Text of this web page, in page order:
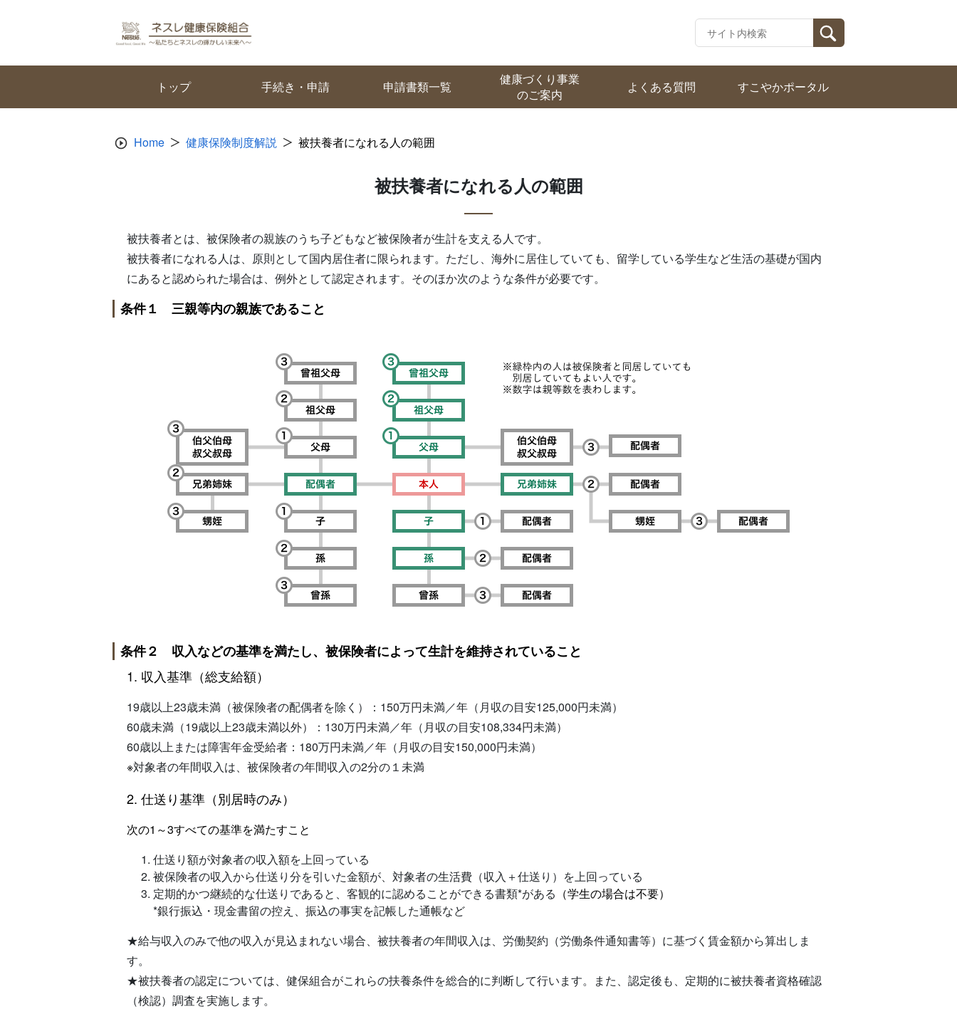
トップ 手続き・申請 申請書類一覧
健康づくり事業
のご案内
よくある質問 すこやかポータル
Home 健康保険制度解説 被扶養者になれる人の範囲
被扶養者になれる人の範囲
被扶養者とは、被保険者の親族のうち子どもなど被保険者が生計を支える人です。
被扶養者になれる人は、原則として国内居住者に限られます。ただし、海外に居住していても、留学している学生など生活の基礎が国内
にあると認められた場合は、例外として認定されます。そのほか次のような条件が必要です。
条件１ 三親等内の親族であること
条件２ 収入などの基準を満たし、被保険者によって生計を維持されていること
1. 収入基準（総支給額）
19歳以上23歳未満（被保険者の配偶者を除く）：150万円未満／年（月収の目安125,000円未満）
60歳未満（19歳以上23歳未満以外）：130万円未満／年（月収の目安108,334円未満）
60歳以上または障害年金受給者：180万円未満／年（月収の目安150,000円未満）
※対象者の年間収入は、被保険者の年間収入の2分の１未満
2. 仕送り基準（別居時のみ）
次の1～3すべての基準を満たすこと
仕送り額が対象者の収入額を上回っている
被保険者の収入から仕送り分を引いた金額が、対象者の生活費（収入＋仕送り）を上回っている
定期的かつ継続的な仕送りであると、客観的に認めることができる書類*がある （学生の場合は不要）
*銀行振込・現金書留の控え、振込の事実を記帳した通帳など
★給与収入のみで他の収入が見込まれない場合、被扶養者の年間収入は、労働契約（労働条件通知書等）に基づく賃金額から算出しま
す。
★被扶養者の認定については、健保組合がこれらの扶養条件を総合的に判断して行います。また、認定後も、定期的に被扶養者資格確認
（検認）調査を実施します。